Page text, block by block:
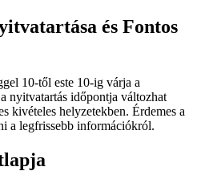
és Fontos
10-től este 10-ig várja a
nyitvatartás időpontja változhat
kivételes helyzetekben. Érdemes a
a legfrissebb információkról.